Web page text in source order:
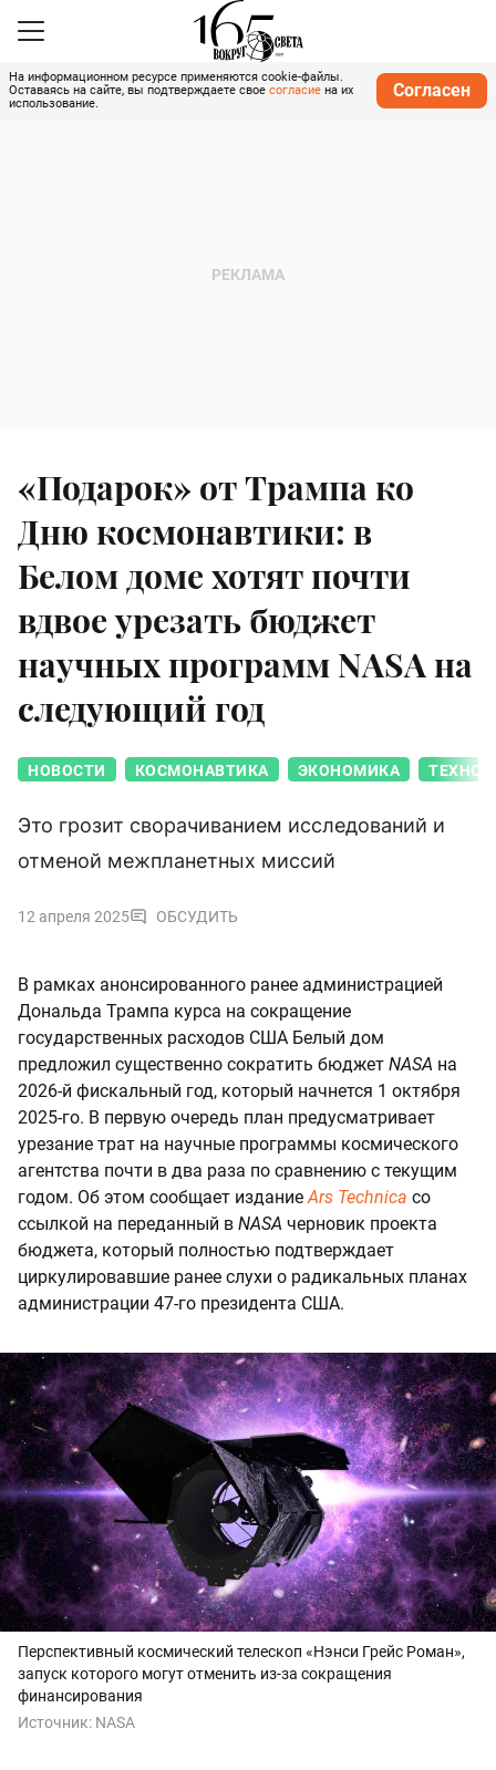
На информационном ресурсе применяются cookie-файлы.
Оставаясь на сайте, вы подтверждаете свое согласие на их
использование.
Согласен
«Подарок» от Трампа ко
Дню космонавтики: в
Белом доме хотят почти
вдвое урезать бюджет
научных программ NASA на
следующий год
НОВОСТИ КОСМОНАВТИКА ЭКОНОМИКА
Это грозит сворачиванием исследований и
отменой межпланетных миссий
12 апреля 2025 ОБСУДИТЬ
В рамках анонсированного ранее администрацией
Дональда Трампа курса на сокращение
государственных расходов США Белый дом
предложил существенно сократить бюджет NASA на
2026-й фискальный год, который начнется 1 октября
2025-го. В первую очередь план предусматривает
урезание трат на научные программы космического
агентства почти в два раза по сравнению с текущим
годом. Об этом сообщает изданиеArs Technica со
ссылкой на переданный в NASA черновик проекта
бюджета, который полностью подтверждает
циркулировавшие ранее слухи о радикальных планах
администрации 47-го президента США.
Перспективный космический телескоп «Нэнси Грейс Роман»,
запуск которого могут отменить из-за сокращения
финансирования
Источник: NASA